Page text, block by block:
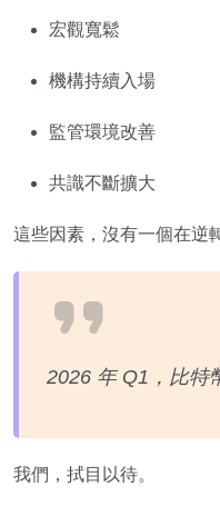
宏觀寬鬆
機構持續入場
監管環境改善
共識不斷擴大
這些因素，沒有一個在逆
2026 年 Q1，比特
我們，拭目以待。